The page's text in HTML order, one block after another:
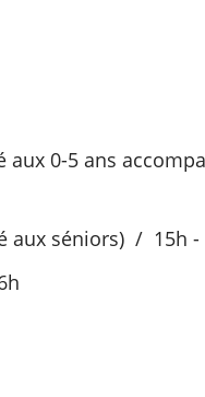
aux 0-5 ans
aux séniors) / 15h -